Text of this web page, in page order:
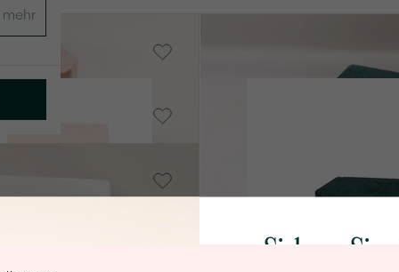
AUF LAGER
AUF LAGER
AUF LAGER
Sichern Sie